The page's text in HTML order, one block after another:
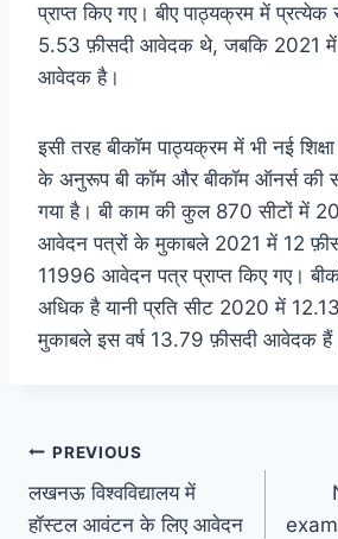
प्राप्त किए गए। बीए पाठ्यक्रम में
5.53 फ़ीसदी आवेदक थे, जबकि 2021
आवेदक है।
इसी तरह बीकॉम पाठ्यक्रम में भी नई शिक्षा
के अनुरूप बी कॉम और बीकॉम ऑनर्स की
गया है। बी काम की कुल 870 सीटों में
आवेदन पत्रों के मुकाबले 2021 में 12
11996 आवेदन पत्र प्राप्त किए गए।
अधिक है यानी प्रति सीट 2020 में
मुकाबले इस वर्ष 13.79 फ़ीसदी आवेदक
Post
navigation
PREVIOUS
लखनऊ विश्वविद्यालय में
हॉस्टल आवंटन के लिए आवेदन